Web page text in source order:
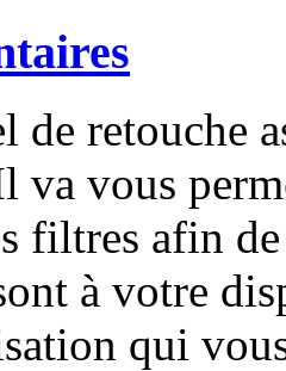
de retouche
va vous
filtres afin
à votre
qui